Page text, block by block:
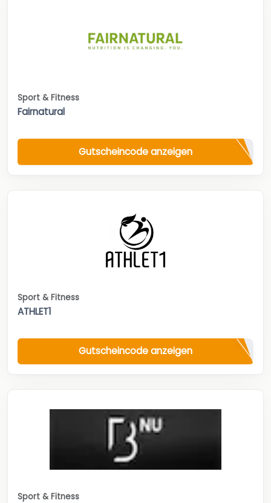
Sport & Fitness
Fairnatural
Gutscheincode anzeigen
Sport & Fitness
ATHLET1
Gutscheincode anzeigen
Sport & Fitness